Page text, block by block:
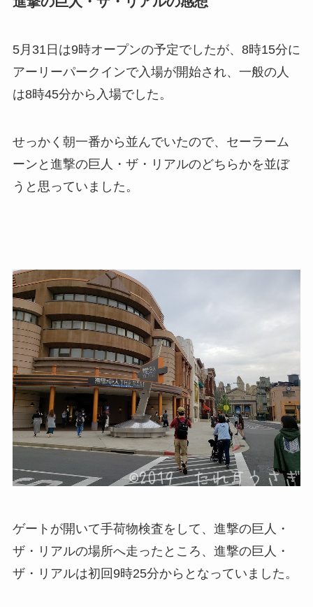
5月31日は9時オープンの予定でしたが、8時15分に
アーリーパークインで入場が開始され、一般の人
は8時45分から入場でした。
せっかく朝一番から並んでいたので、セーラーム
ーンと進撃の巨人・ザ・リアルのどちらかを並ぼ
うと思っていました。
ゲートが開いて手荷物検査をして、進撃の巨人・
ザ・リアルの場所へ走ったところ、進撃の巨人・
ザ・リアルは初回9時25分からとなっていました。